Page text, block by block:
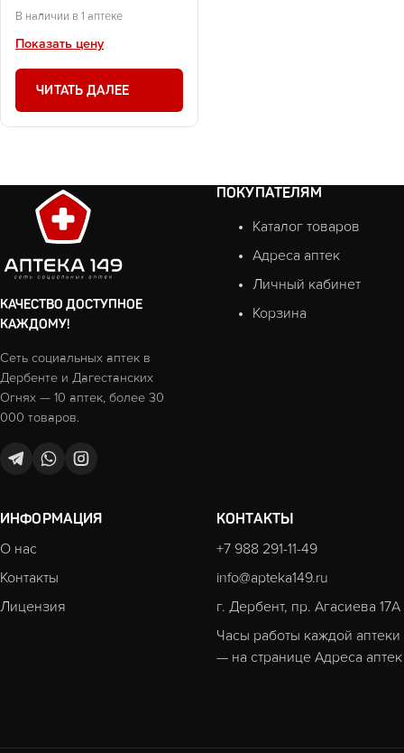
В наличии в 1 аптеке
Показать цену
ЧИТАТЬ ДАЛЕЕ
КАЧЕСТВО ДОСТУПНОЕ
КАЖДОМУ!
Сеть социальных аптек в
Дербенте и Дагестанских
Огнях — 10 аптек, более 30
000 товаров.
ПОКУПАТЕЛЯМ
Каталог товаров
Адреса аптек
Личный кабинет
Корзина
ИНФОРМАЦИЯ
О нас
Контакты
Лицензия
КОНТАКТЫ
+7 988 291-11-49
info@apteka149.ru
г. Дербент, пр. Агасиева 17А
Часы работы каждой аптеки
— на странице Адреса аптек